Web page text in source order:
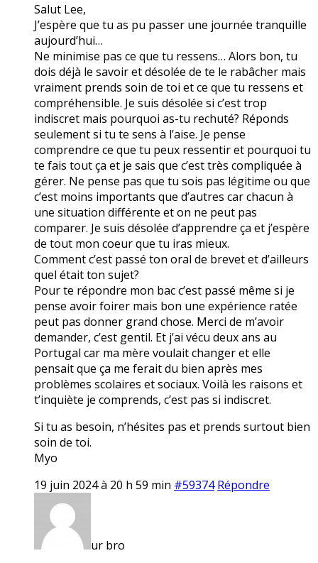
Salut Lee,
J’espère que tu as pu passer une journée tranquille
aujourd’hui…
Ne minimise pas ce que tu ressens… Alors bon, tu
dois déjà le savoir et désolée de te le rabâcher mais
vraiment prends soin de toi et ce que tu ressens et
compréhensible. Je suis désolée si c’est trop
indiscret mais pourquoi as-tu rechuté? Réponds
seulement si tu te sens à l’aise. Je pense
comprendre ce que tu peux ressentir et pourquoi tu
te fais tout ça et je sais que c’est très compliquée à
gérer. Ne pense pas que tu sois pas légitime ou que
c’est moins importants que d’autres car chacun à
une situation différente et on ne peut pas
comparer. Je suis désolée d’apprendre ça et j’espère
de tout mon coeur que tu iras mieux.
Comment c’est passé ton oral de brevet et d’ailleurs
quel était ton sujet?
Pour te répondre mon bac c’est passé même si je
pense avoir foirer mais bon une expérience ratée
peut pas donner grand chose. Merci de m’avoir
demander, c’est gentil. Et j’ai vécu deux ans au
Portugal car ma mère voulait changer et elle
pensait que ça me ferait du bien après mes
problèmes scolaires et sociaux. Voilà les raisons et
t’inquiète je comprends, c’est pas si indiscret.
Si tu as besoin, n’hésites pas et prends surtout bien
soin de toi.
Myo
19 juin 2024 à 20 h 59 min #59374 Répondre
ur bro